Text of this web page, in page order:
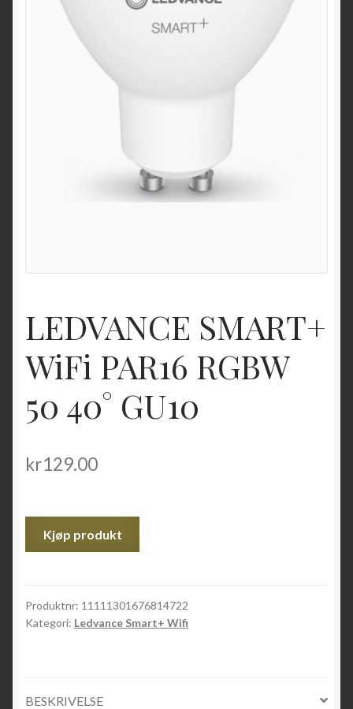
LEDVANCE SMART+
WiFi PAR16 RGBW
50 40° GU10
kr129.00
Kjøp produkt
Produktnr: 11111301676814722
Kategori: Ledvance Smart+ Wifi
BESKRIVELSE